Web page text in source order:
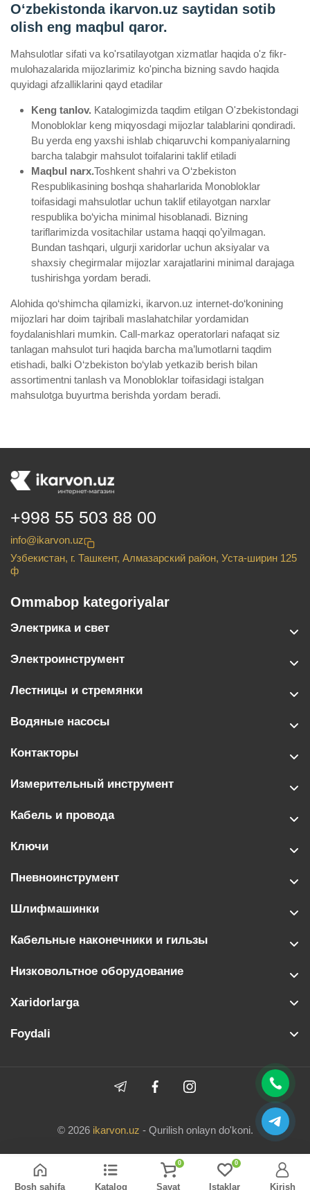
Oʻzbekistonda ikarvon.uz saytidan sotib
olish eng maqbul qaror.
Mahsulotlar sifati va ko'rsatilayotgan xizmatlar haqida o'z fikr-
mulohazalarida mijozlarimiz ko'pincha bizning savdo haqida
quyidagi afzalliklarini qayd etadilar
Keng tanlov. Katalogimizda taqdim etilgan O'zbekistondagi
Monobloklar keng miqyosdagi mijozlar talablarini qondiradi.
Bu yerda eng yaxshi ishlab chiqaruvchi kompaniyalarning
barcha talabgir mahsulot toifalarini taklif etiladi
Maqbul narx.Toshkent shahri va O‘zbekiston
Respublikasining boshqa shaharlarida Monobloklar
toifasidagi mahsulotlar uchun taklif etilayotgan narxlar
respublika bo‘yicha minimal hisoblanadi. Bizning
tariflarimizda vositachilar ustama haqqi qo’yilmagan.
Bundan tashqari, ulgurji xaridorlar uchun aksiyalar va
shaxsiy chegirmalar mijozlar xarajatlarini minimal darajaga
tushirishga yordam beradi.
Alohida qo‘shimcha qilamizki, ikarvon.uz internet-do‘konining
mijozlari har doim tajribali maslahatchilar yordamidan
foydalanishlari mumkin. Call-markaz operatorlari nafaqat siz
tanlagan mahsulot turi haqida barcha ma’lumotlarni taqdim
etishadi, balki O‘zbekiston bo‘ylab yetkazib berish bilan
assortimentni tanlash va Monobloklar toifasidagi istalgan
mahsulotga buyurtma berishda yordam beradi.
+998 55 503 88 00
info@ikarvon.uz
Узбекистан, г. Ташкент, Алмазарский район, Уста-ширин 125
ф
Ommabop kategoriyalar
Электрика и свет
Электроинструмент
Лестницы и стремянки
Водяные насосы
Контакторы
Измерительный инструмент
Кабель и провода
Ключи
Пневноинструмент
Шлифмашинки
Кабельные наконечники и гильзы
Низковольтное оборудование
Xaridorlarga
Foydali
© 2026 ikarvon.uz - Qurilish onlayn do'koni.
Bosh sahifa Katalog
0
Savat
0
Istaklar Kirish